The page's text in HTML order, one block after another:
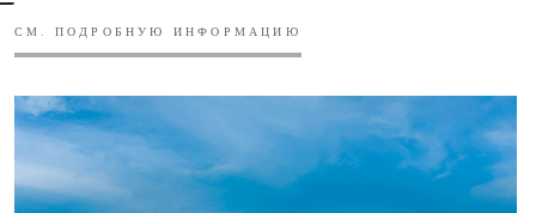
СМ. ПОДРОБНУЮ ИНФОРМАЦИЮ